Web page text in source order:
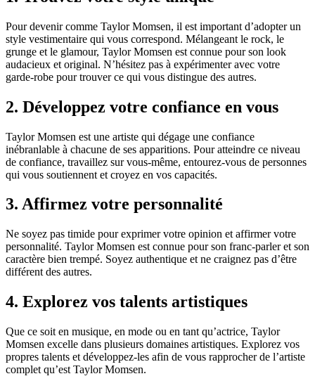
Pour devenir comme Taylor Momsen, il est important d’adopter un
style vestimentaire qui vous correspond. Mélangeant le rock, le
grunge et le glamour, Taylor Momsen est connue pour son look
audacieux et original. N’hésitez pas à expérimenter avec votre
garde-robe pour trouver ce qui vous distingue des autres.
2. Développez votre confiance en vous
Taylor Momsen est une artiste qui dégage une confiance
inébranlable à chacune de ses apparitions. Pour atteindre ce niveau
de confiance, travaillez sur vous-même, entourez-vous de personnes
qui vous soutiennent et croyez en vos capacités.
3. Affirmez votre personnalité
Ne soyez pas timide pour exprimer votre opinion et affirmer votre
personnalité. Taylor Momsen est connue pour son franc-parler et son
caractère bien trempé. Soyez authentique et ne craignez pas d’être
différent des autres.
4. Explorez vos talents artistiques
Que ce soit en musique, en mode ou en tant qu’actrice, Taylor
Momsen excelle dans plusieurs domaines artistiques. Explorez vos
propres talents et développez-les afin de vous rapprocher de l’artiste
complet qu’est Taylor Momsen.